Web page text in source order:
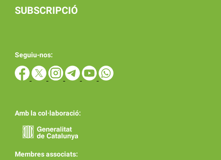
SUBSCRIPCIÓ
Seguiu-nos:
Amb la col·laboració:
Membres associats: